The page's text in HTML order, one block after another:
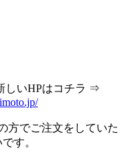
しいHPはコチラ ⇒
方でご注文をしていた
す。